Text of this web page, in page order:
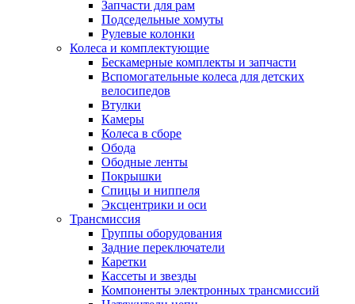
Запчасти для рам
Подседельные хомуты
Рулевые колонки
Колеса и комплектующие
Бескамерные комплекты и запчасти
Вспомогательные колеса для детских
велосипедов
Втулки
Камеры
Колеса в сборе
Обода
Ободные ленты
Покрышки
Спицы и ниппеля
Эксцентрики и оси
Трансмиссия
Группы оборудования
Задние переключатели
Каретки
Кассеты и звезды
Компоненты электронных трансмиссий